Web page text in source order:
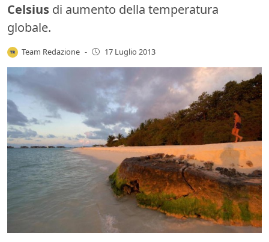
Celsius di aumento della temperatura
globale.
Team Redazione - 17 Luglio 2013